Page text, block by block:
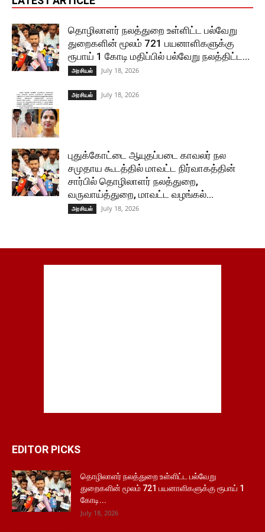
தொழிலாளர் நலத்துறை உள்ளிட்ட பல்வேறு
துறைகளின் மூலம் 721 பயனாளிகளுக்கு
ரூபாய் 1 கோடி மதிப்பில் பல்வேறு நலத்திட்ட...
அரசியல் July 18, 2026
அரசியல் July 18, 2026
புதுக்கோட்டை ஆயுதப்படை காவலர் நல
சமுதாய கூடத்தில் மாவட்ட நிர்வாகத்தின்
சார்பில் தொழிலாளர் நலத்துறை,
வருவாய்த்துறை, மாவட்ட வழங்கல்...
அரசியல் July 18, 2026
EDITOR PICKS
தொழிலாளர் நலத்துறை உள்ளிட்ட பல்வேறு
துறைகளின் மூலம் 721 பயனாளிகளுக்கு ரூபாய் 1
கோடி...
July 18, 2026